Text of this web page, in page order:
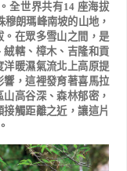
全世界共有14 座海拔
朗瑪峰南坡的山地，
在眾多雪山之間，是
絨轄、樟木、吉隆和貢
暖濕氣流北上高原提
響，這裡發育著喜馬拉
高谷深、森林郁密，
觸距離之近，讓這片